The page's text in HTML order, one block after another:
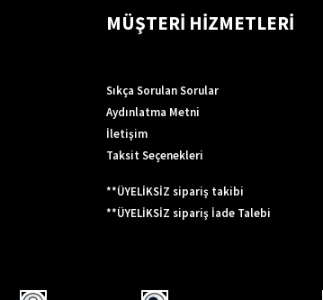
MÜŞTERİ HİZMETLERİ
Sıkça Sorulan Sorular
Aydınlatma Metni
İletişim
Taksit Seçenekleri
**ÜYELİKSİZ sipariş takibi
**ÜYELİKSİZ sipariş İade Talebi